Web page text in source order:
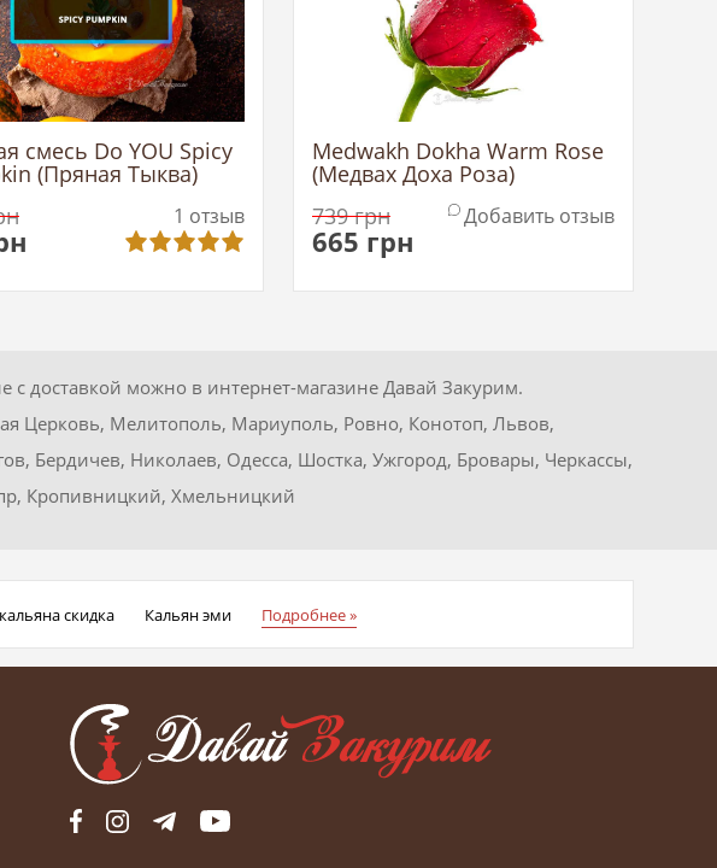
смесь Do YOU Spicy
(Пряная Тыква)
1 отзыв
Medwakh Dokha Warm Rose
(Медвах Доха Роза)
739грн
665грн
Добавить отзыв
доставкой можно в интернет-магазине Давай Закурим.
Церковь, Мелитополь, Мариуполь, Ровно, Конотоп, Львов,
Бердичев, Николаев, Одесса, Шостка, Ужгород, Бровары, Черкассы,
Кропивницкий, Хмельницкий
скидка Кальян эми Подробнее »